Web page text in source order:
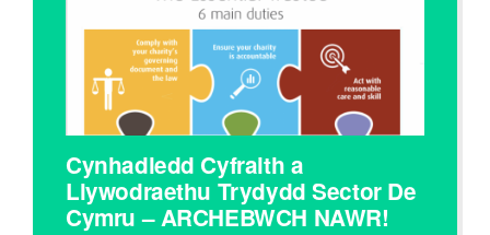
Cynhadledd Cyfraith a
Llywodraethu Trydydd Sector De
Cymru – ARCHEBWCH NAWR!